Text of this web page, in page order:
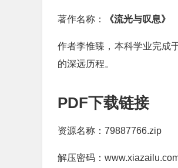
著作名称： 《流光与叹息》
作者李惟臻，本科学业完成
的深远历程。
PDF下载链接
资源名称：79887766.zip
解压密码：